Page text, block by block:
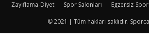
Zayıflama-Diyet Spor Salonları Egzersiz-Spor
© 2021 | Tüm hakları saklıdır.